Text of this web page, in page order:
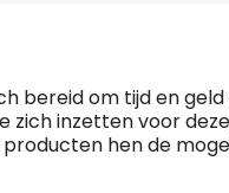
bereid om tijd en
zich inzetten voor
hen de